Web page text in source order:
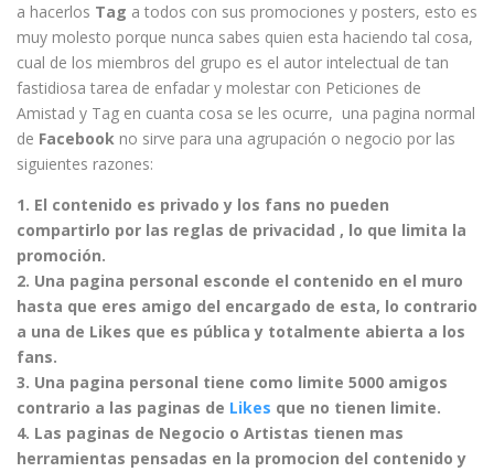
a hacerlos Tag a todos con sus promociones y posters, esto es
muy molesto porque nunca sabes quien esta haciendo tal cosa,
cual de los miembros del grupo es el autor intelectual de tan
fastidiosa tarea de enfadar y molestar con Peticiones de
Amistad y Tag en cuanta cosa se les ocurre, una pagina normal
de Facebook no sirve para una agrupación o negocio por las
siguientes razones:
1. El contenido es privado y los fans no pueden
compartirlo por las reglas de privacidad , lo que limita la
promoción.
2. Una pagina personal esconde el contenido en el muro
hasta que eres amigo del encargado de esta, lo contrario
a una de Likes que es pública y totalmente abierta a los
fans.
3. Una pagina personal tiene como limite 5000 amigos
contrario a las paginas de Likes que no tienen limite.
4. Las paginas de Negocio o Artistas tienen mas
herramientas pensadas en la promocion del contenido y